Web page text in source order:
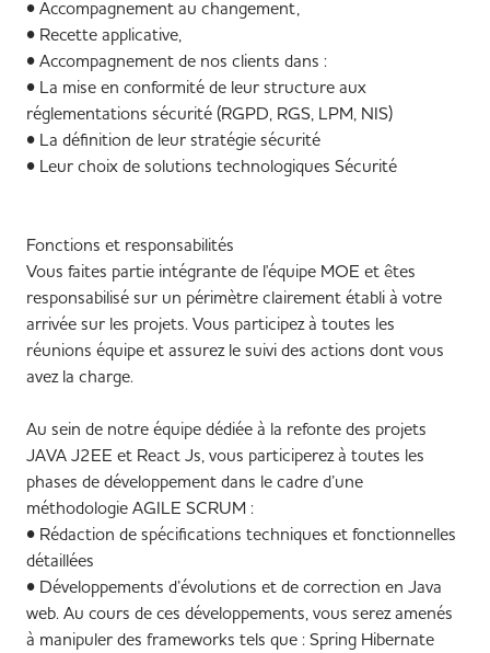
• Accompagnement au changement,
• Recette applicative,
• Accompagnement de nos clients dans :
• La mise en conformité de leur structure aux
réglementations sécurité (RGPD, RGS, LPM, NIS)
• La définition de leur stratégie sécurité
• Leur choix de solutions technologiques Sécurité
Fonctions et responsabilités
Vous faites partie intégrante de l'équipe MOE et êtes
responsabilisé sur un périmètre clairement établi à votre
arrivée sur les projets. Vous participez à toutes les
réunions équipe et assurez le suivi des actions dont vous
avez la charge.
Au sein de notre équipe dédiée à la refonte des projets
JAVA J2EE et React Js, vous participerez à toutes les
phases de développement dans le cadre d’une
méthodologie AGILE SCRUM :
• Rédaction de spécifications techniques et fonctionnelles
détaillées
• Développements d’évolutions et de correction en Java
web. Au cours de ces développements, vous serez amenés
à manipuler des frameworks tels que : Spring Hibernate